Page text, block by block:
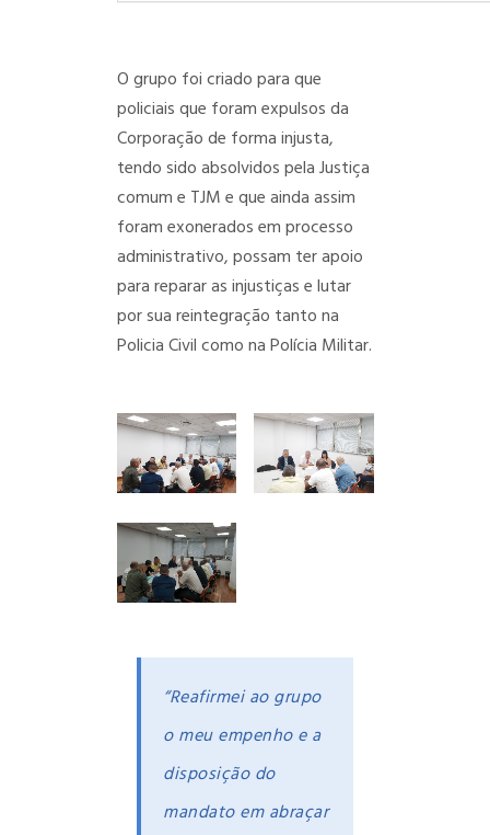
O grupo foi criado para que
policiais que foram expulsos da
Corporação de forma injusta,
tendo sido absolvidos pela Justiça
comum e TJM e que ainda assim
foram exonerados em processo
administrativo, possam ter apoio
para reparar as injustiças e lutar
por sua reintegração tanto na
Policia Civil como na Polícia Militar.
“Reafirmei ao grupo
o meu empenho e a
disposição do
mandato em abraçar